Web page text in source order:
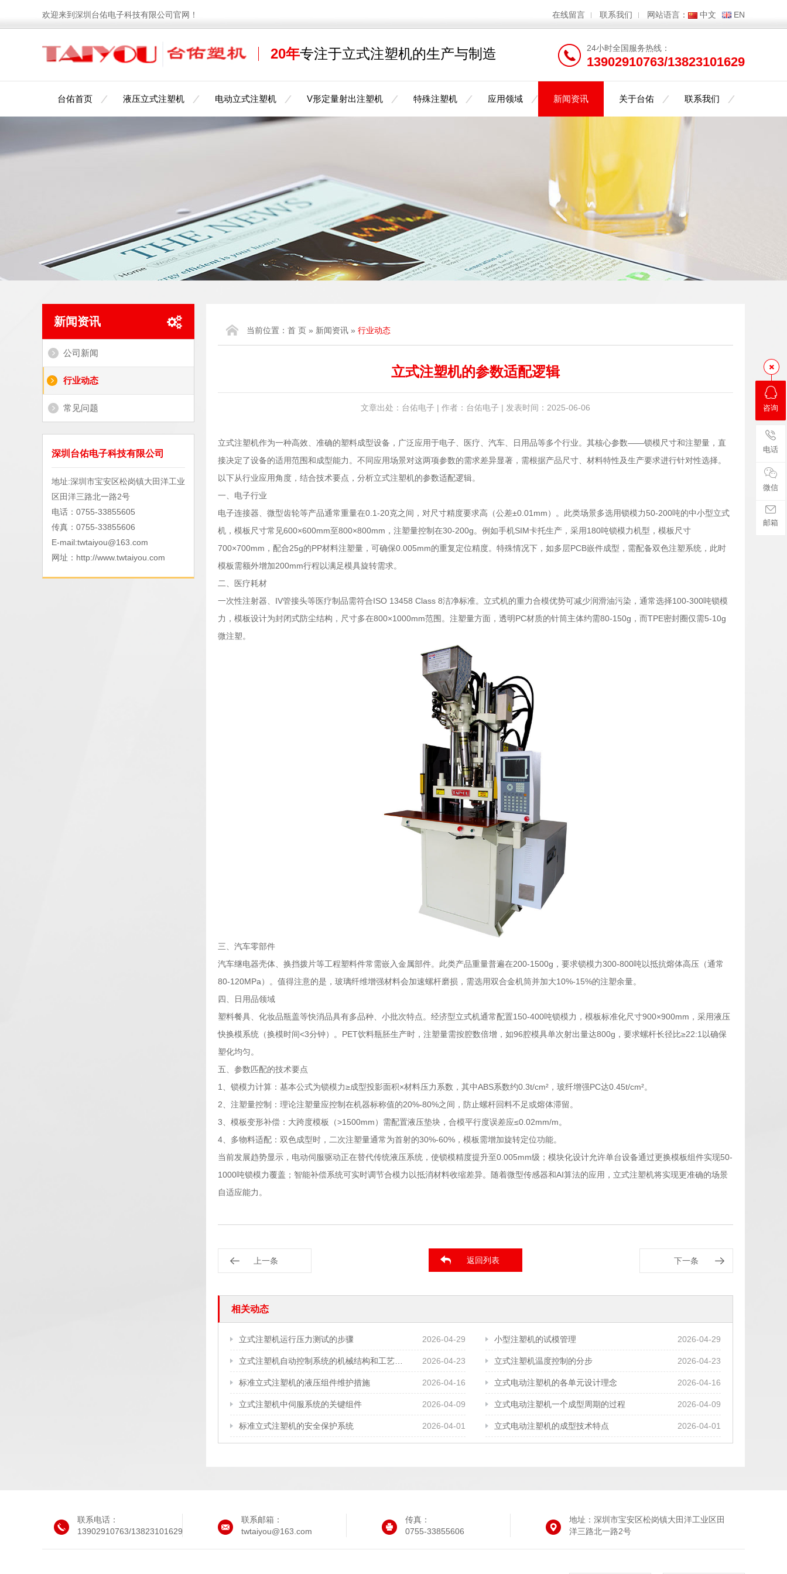
欢迎来到深圳台佑电子科技有限公司官网！ 在线留言 联系我们 网站语言： 中文 EN
20年专注于立式注塑机的生产与制造 24小时全国服务热线：
13902910763/13823101629
台佑首页 液压立式注塑机 电动立式注塑机 V形定量射出注塑机 特殊注塑机 应用领域 新闻资讯 关于台佑 联系我们
新闻资讯
公司新闻
行业动态
常见问题
深圳台佑电子科技有限公司
地址:深圳市宝安区松岗镇大田洋工业
区田洋三路北一路2号
电话：0755-33855605
传真：0755-33855606
E-mail:twtaiyou@163.com
网址： http://www.twtaiyou.com
当前位置： 首 页 » 新闻资讯 » 行业动态
立式注塑机的参数适配逻辑
文章出处：台佑电子 | 作者：台佑电子 | 发表时间：2025-06-06
立式注塑机作为一种高效、准确的塑料成型设备，广泛应用于电子、医疗、汽车、日用品等多个行业。其核心参数——锁模尺寸和注塑量，直
接决定了设备的适用范围和成型能力。不同应用场景对这两项参数的需求差异显著，需根据产品尺寸、材料特性及生产要求进行针对性选择。
以下从行业应用角度，结合技术要点，分析立式注塑机的参数适配逻辑。
一、电子行业
电子连接器、微型齿轮等产品通常重量在0.1-20克之间，对尺寸精度要求高（公差±0.01mm）。此类场景多选用锁模力50-200吨的中小型立式
机，模板尺寸常见600×600mm至800×800mm，注塑量控制在30-200g。例如手机SIM卡托生产，采用180吨锁模力机型，模板尺寸
700×700mm，配合25g的PP材料注塑量，可确保0.005mm的重复定位精度。特殊情况下，如多层PCB嵌件成型，需配备双色注塑系统，此时
模板需额外增加200mm行程以满足模具旋转需求。
二、医疗耗材
一次性注射器、IV管接头等医疗制品需符合ISO 13458 Class 8洁净标准。立式机的重力合模优势可减少润滑油污染，通常选择100-300吨锁模
力，模板设计为封闭式防尘结构，尺寸多在800×1000mm范围。注塑量方面，透明PC材质的针筒主体约需80-150g，而TPE密封圈仅需5-10g
微注塑。
三、汽车零部件
汽车继电器壳体、换挡拨片等工程塑料件常需嵌入金属部件。此类产品重量普遍在200-1500g，要求锁模力300-800吨以抵抗熔体高压（通常
80-120MPa）。值得注意的是，玻璃纤维增强材料会加速螺杆磨损，需选用双合金机筒并加大10%-15%的注塑余量。
四、日用品领域
塑料餐具、化妆品瓶盖等快消品具有多品种、小批次特点。经济型立式机通常配置150-400吨锁模力，模板标准化尺寸900×900mm，采用液压
快换模系统（换模时间<3分钟）。PET饮料瓶胚生产时，注塑量需按腔数倍增，如96腔模具单次射出量达800g，要求螺杆长径比≥22:1以确保
塑化均匀。
五、参数匹配的技术要点
1、锁模力计算：基本公式为锁模力≥成型投影面积×材料压力系数，其中ABS系数约0.3t/cm²，玻纤增强PC达0.45t/cm²。
2、注塑量控制：理论注塑量应控制在机器标称值的20%-80%之间，防止螺杆回料不足或熔体滞留。
3、模板变形补偿：大跨度模板（>1500mm）需配置液压垫块，合模平行度误差应≤0.02mm/m。
4、多物料适配：双色成型时，二次注塑量通常为首射的30%-60%，模板需增加旋转定位功能。
当前发展趋势显示，电动伺服驱动正在替代传统液压系统，使锁模精度提升至0.005mm级；模块化设计允许单台设备通过更换模板组件实现50-
1000吨锁模力覆盖；智能补偿系统可实时调节合模力以抵消材料收缩差异。随着微型传感器和AI算法的应用，立式注塑机将实现更准确的场景
自适应能力。
上一条 返回列表 下一条
相关动态
2026-04-29
立式注塑机运行压力测试的步骤 2026-04-29
小型注塑机的试模管理
2026-04-23 2026-04-23
立式注塑机温度控制的分步
2026-04-16
标准立式注塑机的液压组件维护措施 2026-04-16
立式电动注塑机的各单元设计理念
2026-04-09
立式注塑机中伺服系统的关键组件 2026-04-09
立式电动注塑机一个成型周期的过程
2026-04-01
标准立式注塑机的安全保护系统 2026-04-01
立式电动注塑机的成型技术特点
联系电话：
13902910763/13823101629
联系邮箱：
twtaiyou@163.com
传真：
0755-33855606
地址：深圳市宝安区松岗镇大田洋工业区田
洋三路北一路2号
咨询
电话
微信
邮箱